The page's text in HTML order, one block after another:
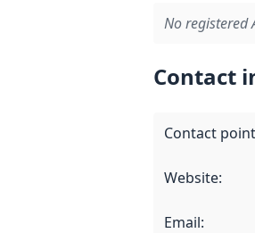
No registered
Contact
Contact point
Website:
Email: